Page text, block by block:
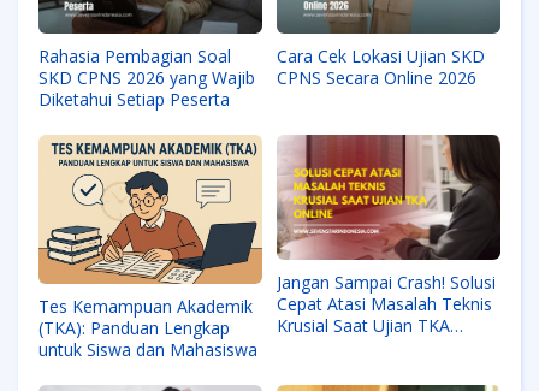
Rahasia Pembagian Soal
SKD CPNS 2026 yang Wajib
Diketahui Setiap Peserta
Cara Cek Lokasi Ujian SKD
CPNS Secara Online 2026
Tes Kemampuan Akademik
(TKA): Panduan Lengkap
untuk Siswa dan Mahasiswa
Jangan Sampai Crash! Solusi
Cepat Atasi Masalah Teknis
Krusial Saat Ujian TKA